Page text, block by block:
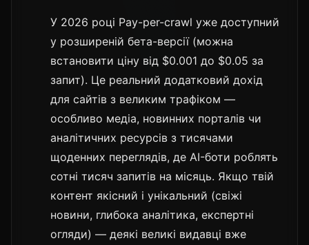
У 2026 році Pay-per-crawl уже доступний
у розширеній бета-версії (можна
встановити ціну від $0.001 до $0.05 за
запит). Це реальний додатковий дохід
для сайтів з великим трафіком —
особливо медіа, новинних порталів чи
аналітичних ресурсів з тисячами
щоденних переглядів, де AI-боти роблять
сотні тисяч запитів на місяць. Якщо твій
контент якісний і унікальний (свіжі
новини, глибока аналітика, експертні
огляди) — деякі великі видавці вже